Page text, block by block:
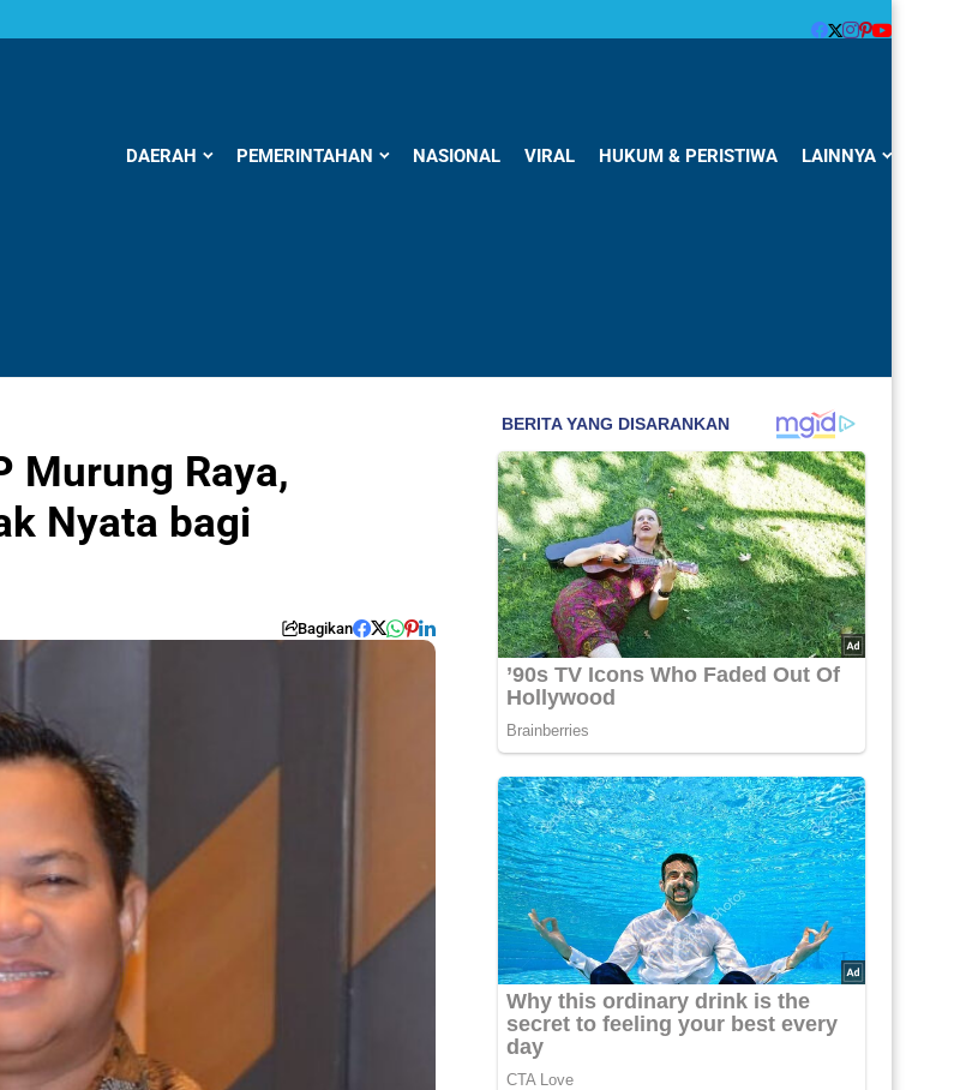
DAERAH PEMERINTAHAN NASIONAL VIRAL HUKUM & PERISTIWA LAINNYA
Murung Raya,
Nyata bagi
Bagikan